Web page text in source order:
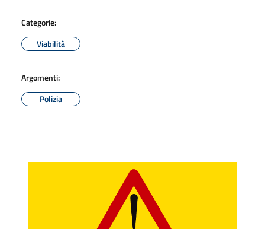
Categorie:
Viabilità
Argomenti:
Polizia